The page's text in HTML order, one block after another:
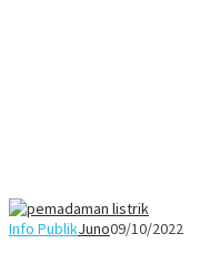
Info PublikJuno09/10/2022